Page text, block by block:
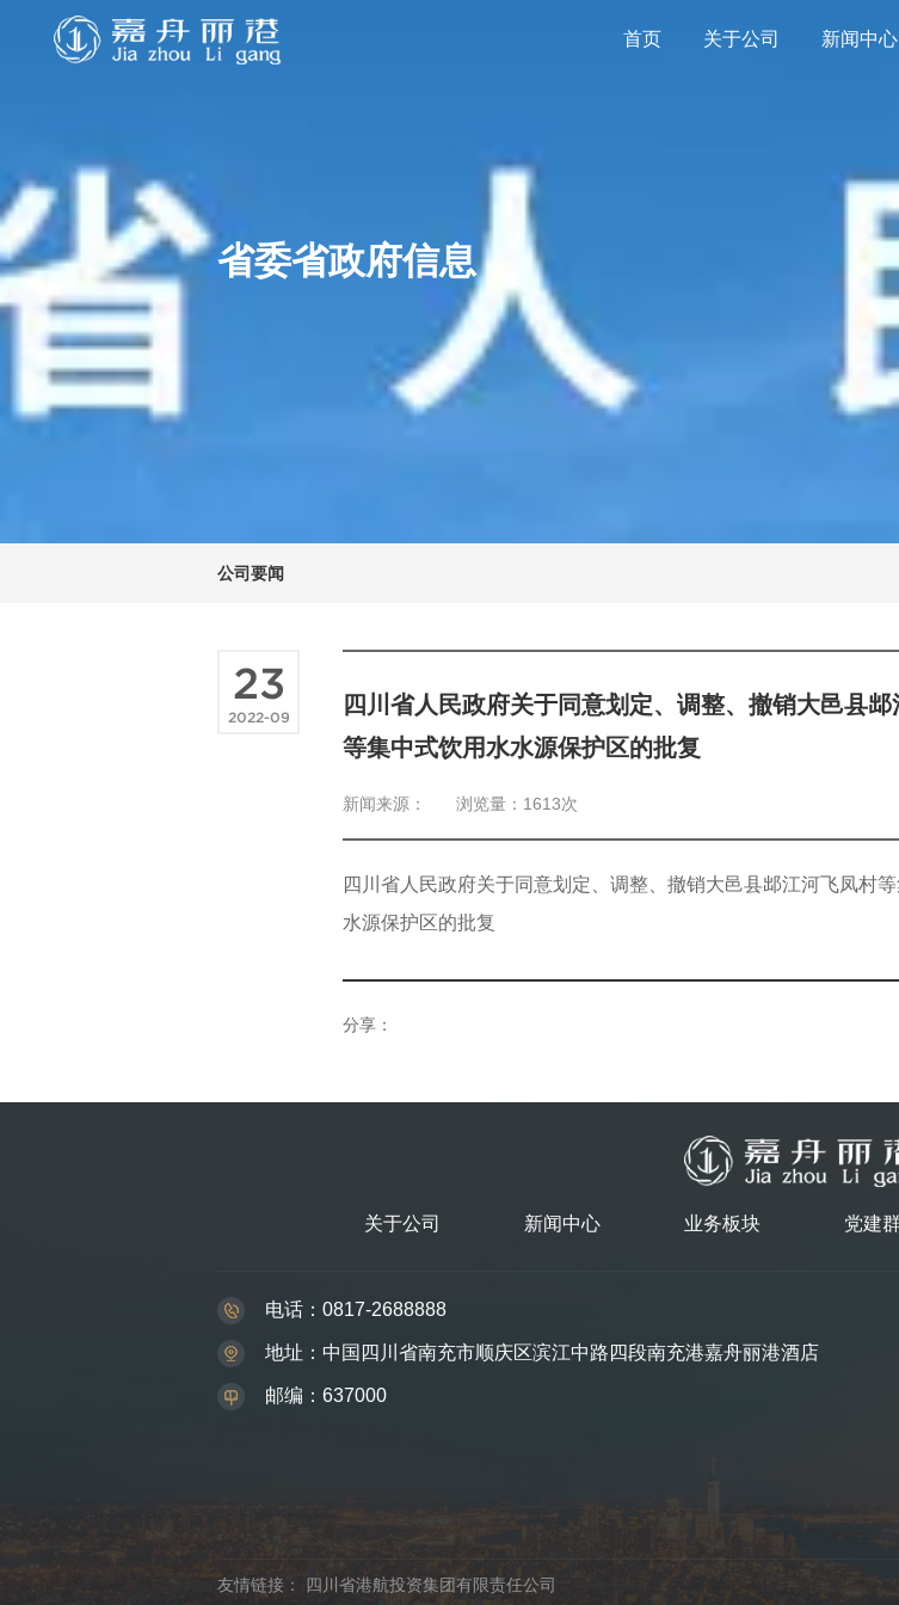
首页 关于公司 新闻中心
省委省政府信息
公司要闻
23
2022-09
四川省人民政府关于同意划定、调整、撤销大邑县
等集中式饮用水水源保护区的批复
新闻来源： 浏览量：1613次
四川省人民政府关于同意划定、调整、撤销大邑县䢺江河飞凤村
水源保护区的批复
分享：
关于公司 新闻中心 业务板块 党建
电话：0817-2688888
地址：中国四川省南充市顺庆区滨江中路四段南充港嘉舟丽港酒店
邮编：637000
友情链接： 四川省港航投资集团有限责任公司